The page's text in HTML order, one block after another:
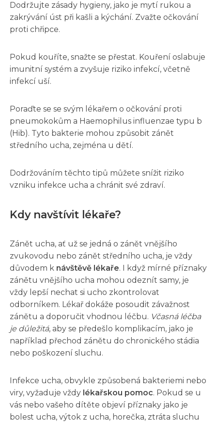
Dodržujte zásady hygieny, jako je mytí rukou a
zakrývání úst při kašli a kýchání. Zvažte očkování
proti chřipce.
Pokud kouříte, snažte se přestat. Kouření oslabuje
imunitní systém a zvyšuje riziko infekcí, včetně
infekcí uší.
Poraďte se se svým lékařem o očkování proti
pneumokokům a Haemophilus influenzae typu b
(Hib). Tyto bakterie mohou způsobit zánět
středního ucha, zejména u dětí.
Dodržováním těchto tipů můžete snížit riziko
vzniku infekce ucha a chránit své zdraví.
Kdy navštívit lékaře?
Zánět ucha, ať už se jedná o zánět vnějšího
zvukovodu nebo zánět středního ucha, je vždy
důvodem k návštěvě lékaře. I když mírné příznaky
zánětu vnějšího ucha mohou odeznít samy, je
vždy lepší nechat si ucho zkontrolovat
odborníkem. Lékař dokáže posoudit závažnost
zánětu a doporučit vhodnou léčbu. Včasná léčba
je důležitá, aby se předešlo komplikacím, jako je
například přechod zánětu do chronického stádia
nebo poškození sluchu.
Infekce ucha, obvykle způsobená bakteriemi nebo
viry, vyžaduje vždy lékařskou pomoc. Pokud se u
vás nebo vašeho dítěte objeví příznaky jako je
bolest ucha, výtok z ucha, horečka, ztráta sluchu